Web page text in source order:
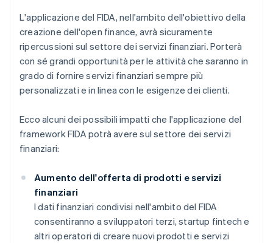
L'applicazione del FIDA, nell'ambito dell'obiettivo della
creazione dell'open finance, avrà sicuramente
ripercussioni sul settore dei servizi finanziari. Porterà
con sé grandi opportunità per le attività che saranno in
grado di fornire servizi finanziari sempre più
personalizzati e in linea con le esigenze dei clienti.
Ecco alcuni dei possibili impatti che l'applicazione del
framework FIDA potrà avere sul settore dei servizi
finanziari:
Aumento dell'offerta di prodotti e servizi
finanziari
I dati finanziari condivisi nell'ambito del FIDA
consentiranno a sviluppatori terzi, startup fintech e
altri operatori di creare nuovi prodotti e servizi